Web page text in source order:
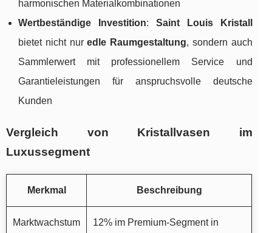
harmonischen Materialkombinationen
Wertbeständige Investition: Saint Louis Kristall
bietet nicht nuredle Raumgestaltung, sondern auch
Sammlerwert mit professionellem Service und
Garantieleistungen für anspruchsvolle deutsche
Kunden
Vergleich von Kristallvasen im
Luxussegment
Merkmal Beschreibung
Marktwachstum
12% im Premium-Segment in